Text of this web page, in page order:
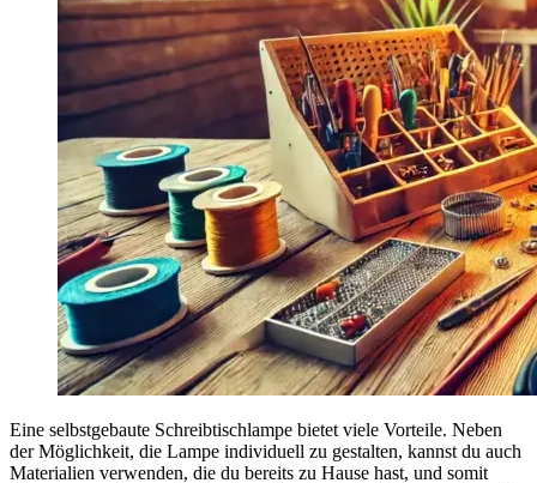
Eine selbstgebaute Schreibtischlampe bietet viele Vorteile. Neben
der Möglichkeit, die Lampe individuell zu gestalten, kannst du auch
Materialien verwenden, die du bereits zu Hause hast, und somit